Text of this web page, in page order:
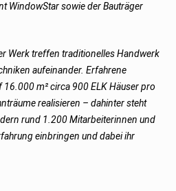
WindowStar sowie der Bauträger
Werk treffen traditionelles Handwerk
aufeinander. Erfahrene
m² circa 900 ELK Häuser pro
realisieren – dahinter steht
rund 1.200 Mitarbeiterinnen und
einbringen und dabei ihr